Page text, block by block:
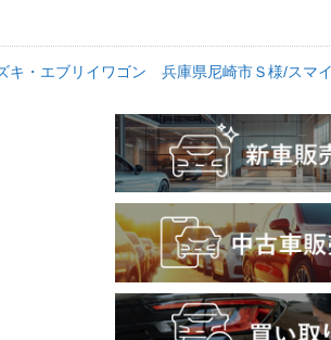
キ・エブリイワゴン 兵庫県尼崎市Ｓ様/スマ